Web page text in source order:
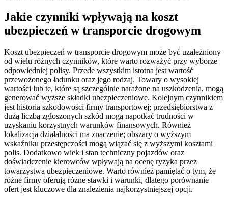
Jakie czynniki wpływają na koszt
ubezpieczeń w transporcie drogowym
Koszt ubezpieczeń w transporcie drogowym może być uzależniony
od wielu różnych czynników, które warto rozważyć przy wyborze
odpowiedniej polisy. Przede wszystkim istotna jest wartość
przewożonego ładunku oraz jego rodzaj. Towary o wysokiej
wartości lub te, które są szczególnie narażone na uszkodzenia, mogą
generować wyższe składki ubezpieczeniowe. Kolejnym czynnikiem
jest historia szkodowości firmy transportowej; przedsiębiorstwa z
dużą liczbą zgłoszonych szkód mogą napotkać trudności w
uzyskaniu korzystnych warunków finansowych. Również
lokalizacja działalności ma znaczenie; obszary o wyższym
wskaźniku przestępczości mogą wiązać się z wyższymi kosztami
polis. Dodatkowo wiek i stan techniczny pojazdów oraz
doświadczenie kierowców wpływają na ocenę ryzyka przez
towarzystwa ubezpieczeniowe. Warto również pamiętać o tym, że
różne firmy oferują różne stawki i warunki, dlatego porównanie
ofert jest kluczowe dla znalezienia najkorzystniejszej opcji.